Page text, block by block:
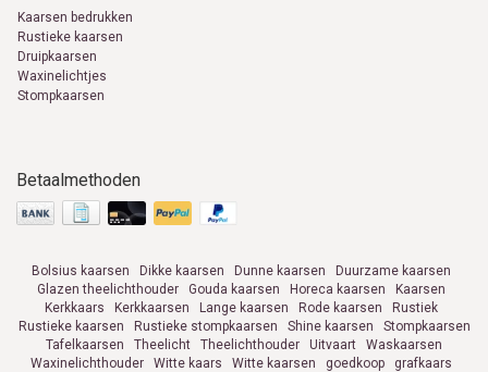
Kaarsen bedrukken
Rustieke kaarsen
Druipkaarsen
Waxinelichtjes
Stompkaarsen
Betaalmethoden
Bolsius kaarsen Dikke kaarsen Dunne kaarsen
Duurzame kaarsen
Glazen theelichthouder
Gouda kaarsen Horeca kaarsen
Kaarsen
Kerkkaars
Kerkkaarsen Lange kaarsen Rode kaarsen
Rustiek
Rustieke kaarsen
Rustieke stompkaarsen Shine kaarsen
Stompkaarsen
Tafelkaarsen
Theelicht Theelichthouder Uitvaart
Waskaarsen
Waxinelichthouder
Witte kaars Witte kaarsen goedkoop grafkaars